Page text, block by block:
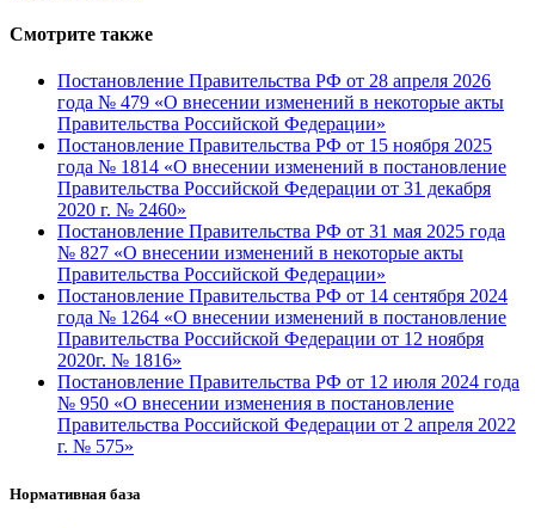
Смотрите также
Постановление Правительства РФ от 28 апреля 2026
года № 479 «О внесении изменений в некоторые акты
Правительства Российской Федерации»
Постановление Правительства РФ от 15 ноября 2025
года № 1814 «О внесении изменений в постановление
Правительства Российской Федерации от 31 декабря
2020 г. № 2460»
Постановление Правительства РФ от 31 мая 2025 года
№ 827 «О внесении изменений в некоторые акты
Правительства Российской Федерации»
Постановление Правительства РФ от 14 сентября 2024
года № 1264 «О внесении изменений в постановление
Правительства Российской Федерации от 12 ноября
2020г. № 1816»
Постановление Правительства РФ от 12 июля 2024 года
№ 950 «О внесении изменения в постановление
Правительства Российской Федерации от 2 апреля 2022
г. № 575»
Нормативная база